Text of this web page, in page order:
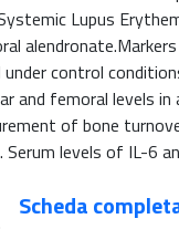
Lupus
under control
and femoral levels
of bone
levels of IL-6
Scheda